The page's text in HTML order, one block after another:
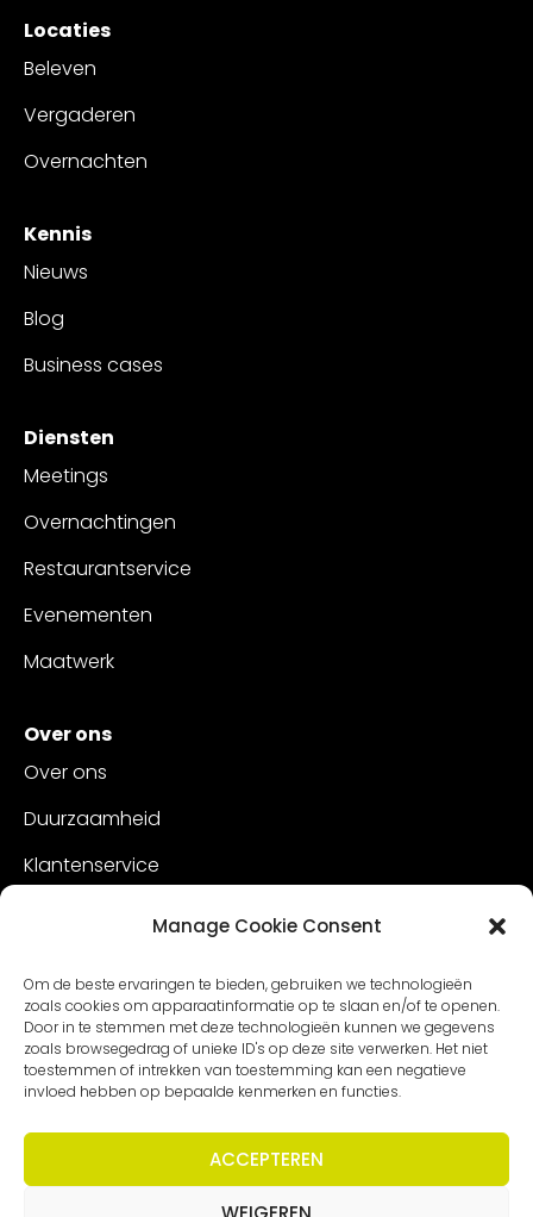
Manage Cookie Consent
Om de beste ervaringen te bieden, gebruiken we technologieën
zoals cookies om apparaatinformatie op te slaan en/of te openen.
Door in te stemmen met deze technologieën kunnen we gegevens
zoals browsegedrag of unieke ID's op deze site verwerken. Het niet
toestemmen of intrekken van toestemming kan een negatieve
invloed hebben op bepaalde kenmerken en functies.
ACCEPTEREN
Locaties
Beleven
Vergaderen
Overnachten
Kennis
Nieuws
Blog
Business cases
Diensten
Meetings
Overnachtingen
Restaurantservice
Evenementen
Maatwerk
Over ons
Over ons
Duurzaamheid
Klantenservice